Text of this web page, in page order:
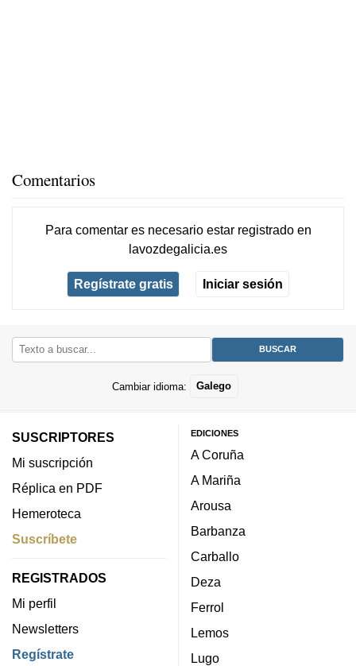
Comentarios
Para comentar es necesario estar registradoen
lavozdegalicia.es
Regístrate gratis Iniciar sesión
Cambiar idioma: Galego
SUSCRIPTORES
Mi suscripción
Réplica en PDF
Hemeroteca
Suscríbete
REGISTRADOS
Mi perfil
Newsletters
Regístrate
EDICIONES
A Coruña
A Mariña
Arousa
Barbanza
Carballo
Deza
Ferrol
Lemos
Lugo